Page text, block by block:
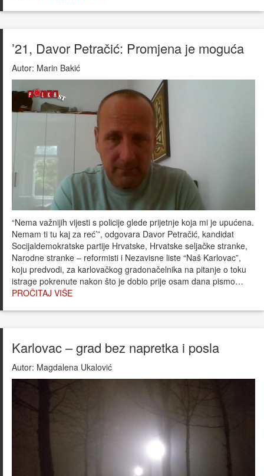
’21, Davor Petračić: Promjena je moguća
Autor: Marin Bakić
“Nema važnijih vijesti s policije glede prijetnje koja mi je upućena.
Nemam ti tu kaj za reć’”, odgovara Davor Petračić, kandidat
Socijaldemokratske partije Hrvatske, Hrvatske seljačke stranke,
Narodne stranke – reformisti i Nezavisne liste “Naš Karlovac”,
koju predvodi, za karlovačkog gradonačelnika na pitanje o toku
istrage pokrenute nakon što je dobio prije osam dana pismo…
PROČITAJ VIŠE
Karlovac – grad bez napretka i posla
Autor: Magdalena Ukalović